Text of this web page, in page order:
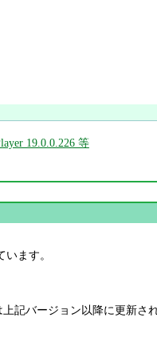
19.0.0.226 等
ます。
記バージョン以降に更新さ